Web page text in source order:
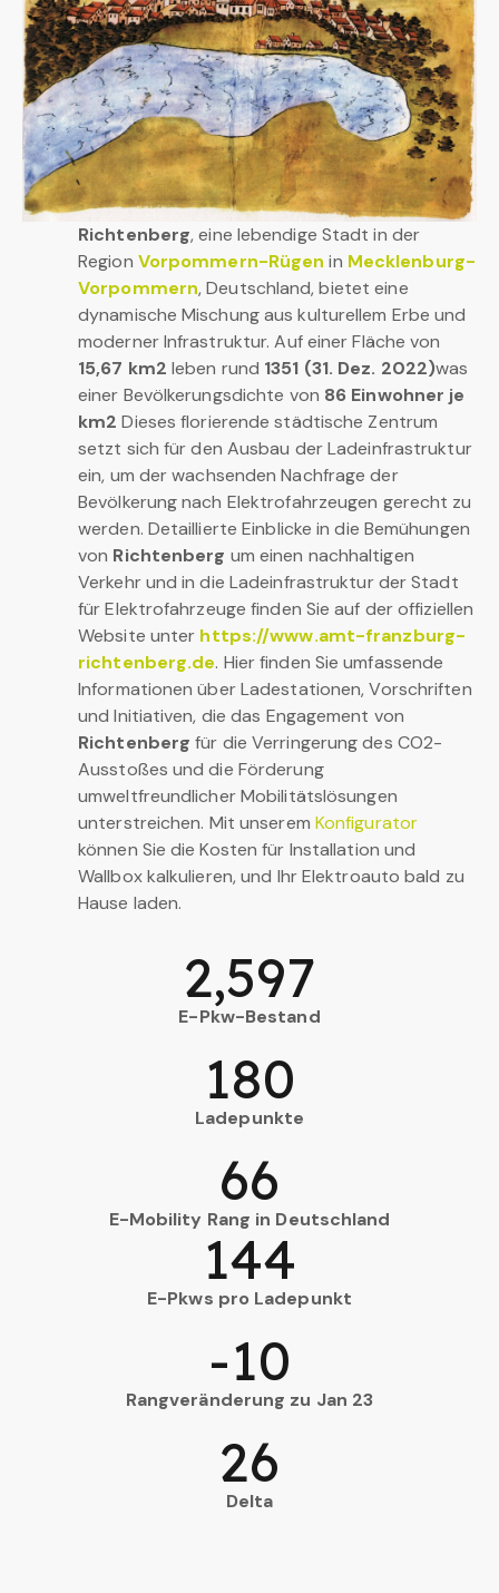
Richtenberg, eine lebendige Stadt in der
Region Vorpommern-Rügen in Mecklenburg-
Vorpommern, Deutschland, bietet eine
dynamische Mischung aus kulturellem Erbe und
moderner Infrastruktur. Auf einer Fläche von
15,67 km2 leben rund 1351 (31. Dez. 2022)was
einer Bevölkerungsdichte von 86 Einwohner je
km2 Dieses florierende städtische Zentrum
setzt sich für den Ausbau der Ladeinfrastruktur
ein, um der wachsenden Nachfrage der
Bevölkerung nach Elektrofahrzeugen gerecht zu
werden. Detaillierte Einblicke in die Bemühungen
von Richtenberg um einen nachhaltigen
Verkehr und in die Ladeinfrastruktur der Stadt
für Elektrofahrzeuge finden Sie auf der offiziellen
Website unter https://www.amt-franzburg-
richtenberg.de. Hier finden Sie umfassende
Informationen über Ladestationen, Vorschriften
und Initiativen, die das Engagement von
Richtenberg für die Verringerung des CO2-
Ausstoßes und die Förderung
umweltfreundlicher Mobilitätslösungen
unterstreichen. Mit unserem Konfigurator
können Sie die Kosten für Installation und
Wallbox kalkulieren, und Ihr Elektroauto bald zu
Hause laden.
E-Pkw-Bestand
2,597
Ladepunkte
180
E-Mobility Rang in Deutschland
66
E-Pkws pro Ladepunkt
144
Rangveränderung zu Jan 23
-10
Delta
26